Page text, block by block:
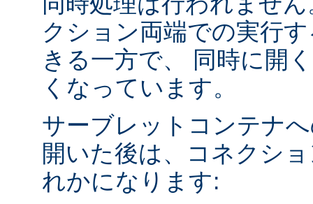
クション両端での実行
きる一方で、 同時に開
くなっています。
サーブレットコンテナ
開いた後は、コネクシ
れかになります: